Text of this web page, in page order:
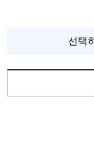
선택